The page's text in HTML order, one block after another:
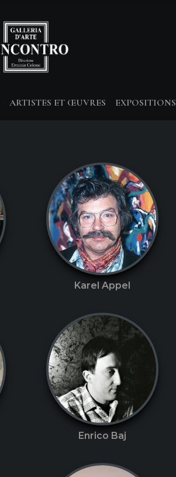
ARTISTES ET ŒUVRES EXPOSITIONS
Karel Appel
Enrico Baj